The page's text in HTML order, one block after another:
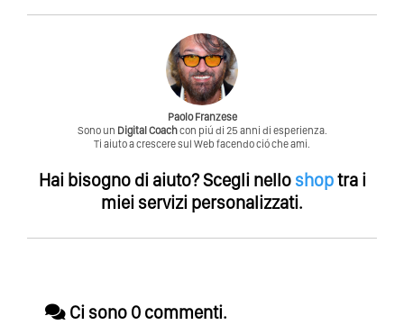
Paolo Franzese
Sono un Digital Coachcon piú di 25 anni di esperienza.
Ti aiuto a crescere sul Web facendo ció che ami.
Hai bisogno di aiuto?Scegli nello shoptra i
miei servizi personalizzati.
Ci sono 0 commenti.